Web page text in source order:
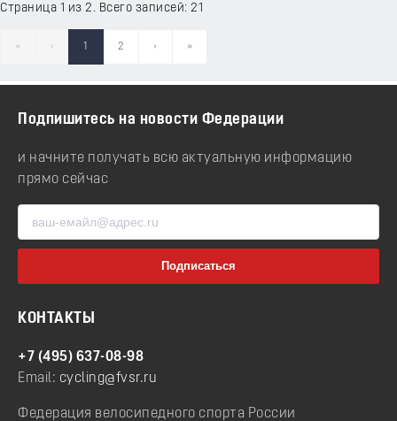
Страница 1 из 2. Всего записей: 21
« ‹ 1 2 › »
Подпишитесь на новости Федерации
и начните получать всю актуальную информацию
прямо сейчас
КОНТАКТЫ
+7 (495) 637-08-98
Email: cycling@fvsr.ru
Федерация велосипедного спорта России